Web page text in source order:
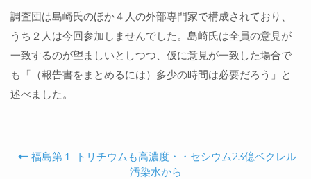
調査団は島崎氏のほか４人の外部専門家で構成されており、
うち２人は今回参加しませんでした。島崎氏は全員の意見が
一致するのが望ましいとしつつ、仮に意見が一致した場合で
も「（報告書をまとめるには）多少の時間は必要だろう」と
述べました。
Post navigation
福島第１ トリチウムも高濃度・・セシウム23億ベクレル
汚染水から